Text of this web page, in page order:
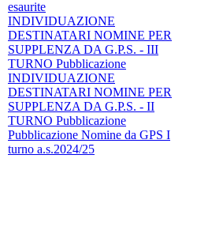
esaurite
INDIVIDUAZIONE
DESTINATARI NOMINE PER
SUPPLENZA DA G.P.S. - III
TURNO Pubblicazione
INDIVIDUAZIONE
DESTINATARI NOMINE PER
SUPPLENZA DA G.P.S. - II
TURNO Pubblicazione
Pubblicazione Nomine da GPS I
turno a.s.2024/25